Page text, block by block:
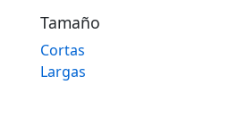
Tamaño
Cortas
Largas